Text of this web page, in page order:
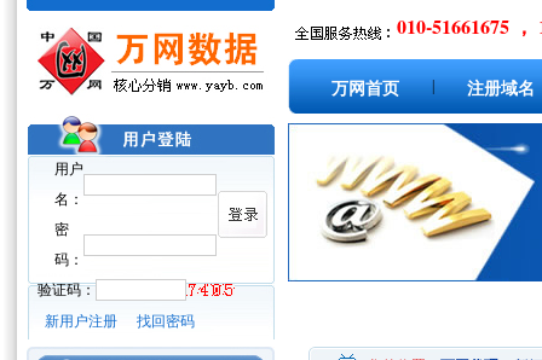
用户
名：
密
码：
验证码：
新用户注册
找回密码
010-51661675 ，
万网首页 注册域名